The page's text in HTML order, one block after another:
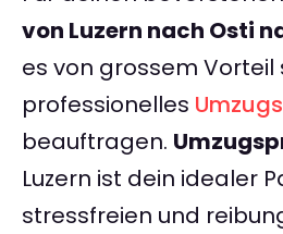
von Luzern nach Osti
es von grossem Vorteil
professionelles
beauftragen.
Luzern ist dein idealer
stressfreien und